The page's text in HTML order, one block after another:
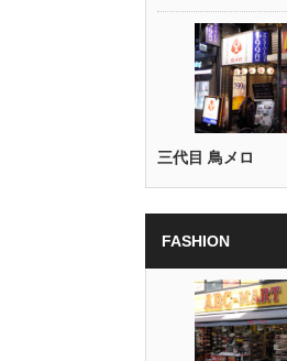
三代目 鳥メロ
FASHION